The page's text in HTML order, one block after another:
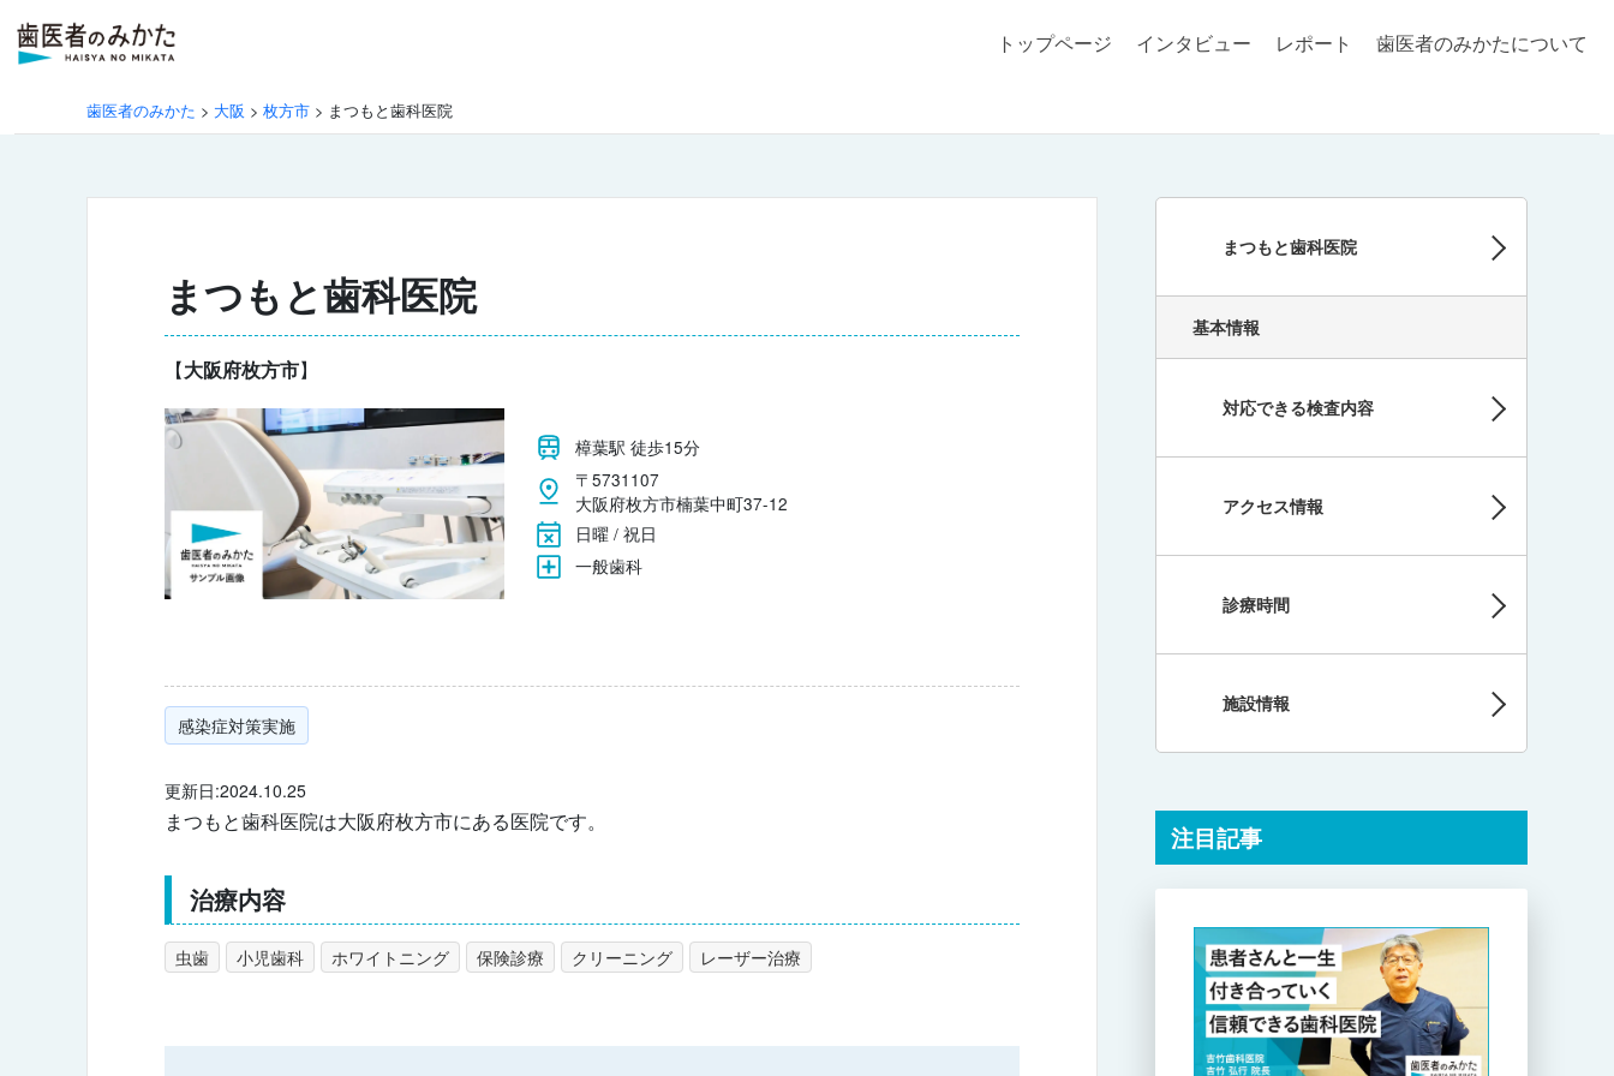
トップページ インタビュー レポート 歯医者のみかたについて
歯医者のみかた > 大阪 > 枚方市 > まつもと歯科医院
まつもと歯科医院
【大阪府枚方市】
樟葉駅 徒歩15分
〒5731107
大阪府枚方市楠葉中町37-12
日曜 / 祝日
一般歯科
感染症対策実施
更新日:2024.10.25
まつもと歯科医院は大阪府枚方市にある医院です。
治療内容
虫歯 小児歯科 ホワイトニング 保険診療 クリーニング レーザー治療
まつもと歯科医院
基本情報
対応できる検査内容
アクセス情報
診療時間
施設情報
注目記事